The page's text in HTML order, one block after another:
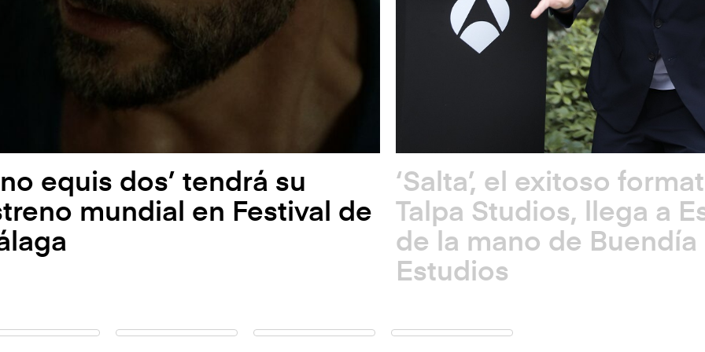
equis dos’ tendrá su
mundial en Festival de
‘Salta’, el exitoso
Talpa Studios, llega a
de la mano de Buendía
Estudios